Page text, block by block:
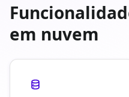
em nuvem